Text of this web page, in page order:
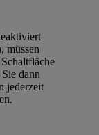
müssen
dann
jederzeit